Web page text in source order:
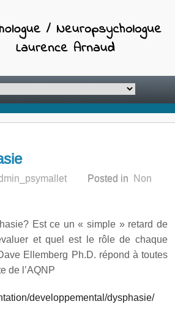
Posted in
Non
Est ce un « simple » retard de
et quel est le rôle de chaque
Ellemberg Ph.D. répond à toutes
de l’AQNP
developpemental/dysphasie/